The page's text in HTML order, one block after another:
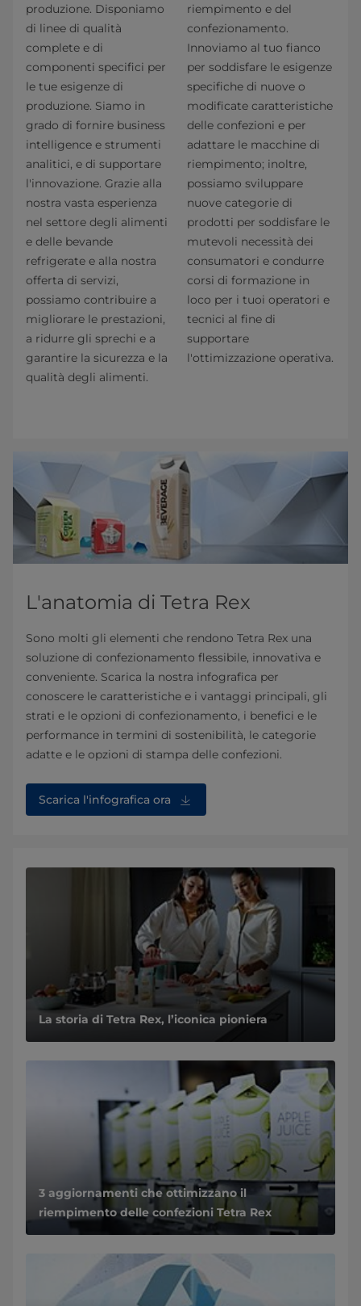
produzione. Disponiamo
di linee di qualità
complete e di
componenti specifici per
le tue esigenze di
produzione. Siamo in
grado di fornire business
intelligence e strumenti
analitici, e di supportare
l'innovazione. Grazie alla
nostra vasta esperienza
nel settore degli alimenti
e delle bevande
refrigerate e alla nostra
offerta di servizi,
possiamo contribuire a
migliorare le prestazioni,
a ridurre gli sprechi e a
garantire la sicurezza e la
qualità degli alimenti.
riempimento e del
confezionamento.
Innoviamo al tuo fianco
per soddisfare le esigenze
specifiche di nuove o
modificate caratteristiche
delle confezioni e per
adattare le macchine di
riempimento; inoltre,
possiamo sviluppare
nuove categorie di
prodotti per soddisfare le
mutevoli necessità dei
consumatori e condurre
corsi di formazione in
loco per i tuoi operatori e
tecnici al fine di
supportare
l'ottimizzazione operativa.
L'anatomia di Tetra Rex
Sono molti gli elementi che rendono Tetra Rex una
soluzione di confezionamento flessibile, innovativa e
conveniente. Scarica la nostra infografica per
conoscere le caratteristiche e i vantaggi principali, gli
strati e le opzioni di confezionamento, i benefici e le
performance in termini di sostenibilità, le categorie
adatte e le opzioni di stampa delle confezioni.
Scarica l'infografica ora
La storia di Tetra Rex, l’iconica pioniera
3 aggiornamenti che ottimizzano il
riempimento delle confezioni Tetra Rex